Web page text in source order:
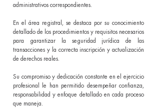
administrativos correspondientes.
En el área registral, se destaca por su conocimiento
detallado de los procedimientos y requisitos necesarios
para garantizar la seguridad jurídica de las
transacciones y la correcta inscripción y actualización
de derechos reales.
Su compromiso y dedicación constante en el ejercicio
profesional le han permitido desempeñar confianza,
responsabilidad y enfoque detallado en cada proceso
que maneja.